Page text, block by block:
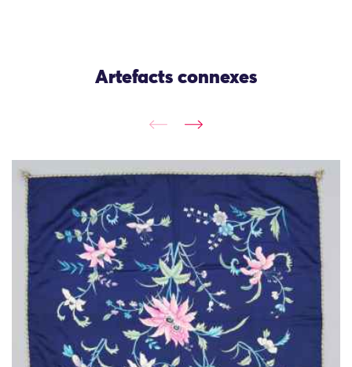
Artefacts connexes